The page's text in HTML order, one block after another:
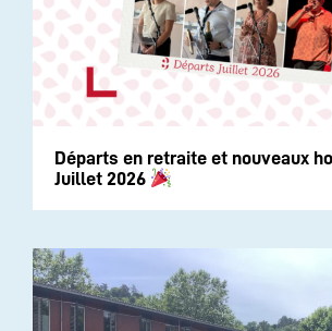
Départs en retraite et nouveaux
Juillet 2026